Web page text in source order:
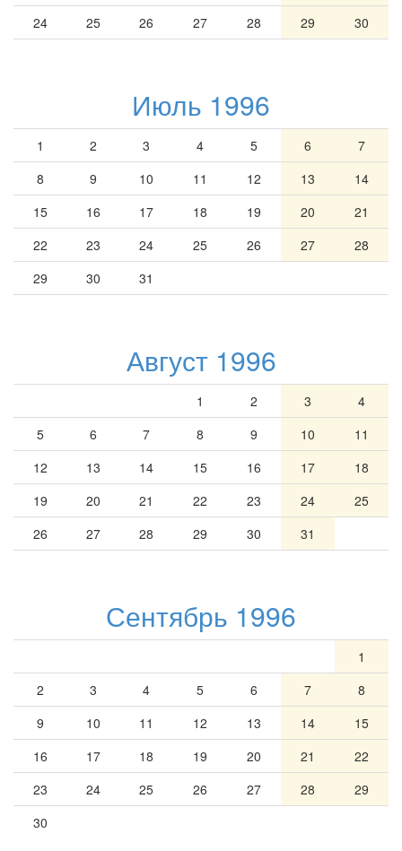
24 25 26 27 28 29 30
Июль 1996
1 2 3 4 5 6
7
8
9 10 11 12 13
14
15
16 17 18 19 20
21
22
23 24 25 26 27
28
29
30 31
Август 1996
1 2 3
4
5
6 7 8 9 10
11
12
13 14 15 16 17
18
19
20 21 22 23 24
25
26
27 28 29 30 31
Сентябрь 1996
1
2
3 4 5 6 7
8
9
10 11 12 13 14
15
16
17 18 19 20 21
22
23
24 25 26 27 28
29
30